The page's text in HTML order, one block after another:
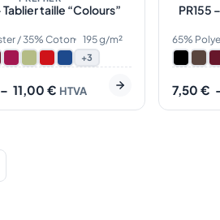
Tablier taille “Colours”
/ 35% Coton 195 g/m²
+3
– 11,00 €
prix :
à
11,00 €
HTVA
PR155
65%
7,50 €